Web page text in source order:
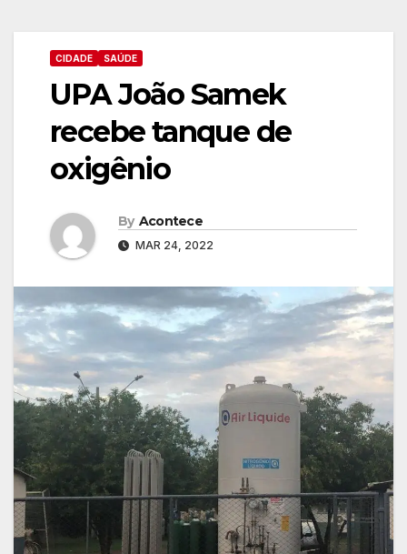
CIDADE SAÚDE
UPA João Samek
recebe tanque de
oxigênio
By Acontece
MAR 24, 2022